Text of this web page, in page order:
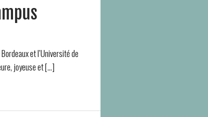
et l’Université de
joyeuse et […]